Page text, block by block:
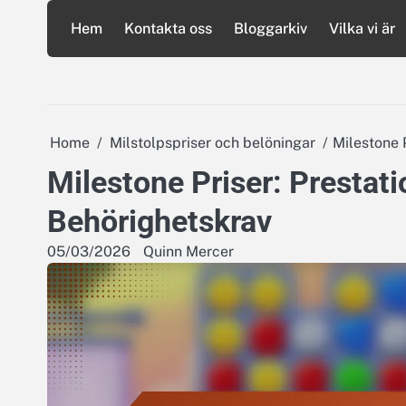
content
Hem Kontakta oss Bloggarkiv Vilka vi är
Home Milstolpspriser och belöningar Milestone
Milestone Priser:
Behörighetskrav
05/03/2026 Quinn Mercer